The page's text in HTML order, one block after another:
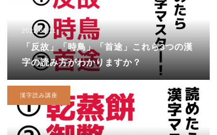
2022.05.11
「反故」「時鳥」「首途」これら3つの漢
字の読み方がわかりますか？
漢字読み講座